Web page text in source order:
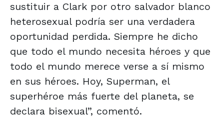
sustituir a Clark por otro salvador blanco
heterosexual podría ser una verdadera
oportunidad perdida. Siempre he dicho
que todo el mundo necesita héroes y que
todo el mundo merece verse a sí mismo
en sus héroes. Hoy, Superman, el
superhéroe más fuerte del planeta, se
declara bisexual”, comentó.